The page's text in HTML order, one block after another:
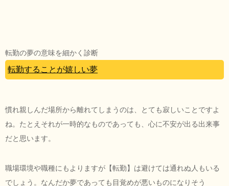
転勤の夢の意味を細かく診断
転勤することが嬉しい夢
慣れ親しんだ場所から離れてしまうのは、とても寂しいことですよ
ね。たとえそれが一時的なものであっても、心に不安が出る出来事
だと思います。
職場環境や職種にもよりますが【転勤】は避けては通れぬ人もいる
でしょう。なんだか夢であっても目覚めが悪いものになりそう